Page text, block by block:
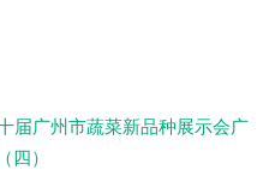
届广州市蔬菜新品种展示会广
）